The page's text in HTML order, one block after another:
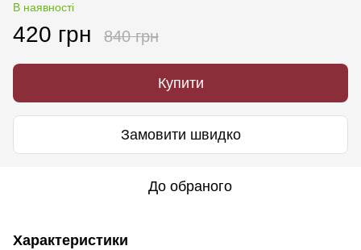
В наявності
420 грн 840 грн
Купити
Замовити швидко
До обраного
Характеристики